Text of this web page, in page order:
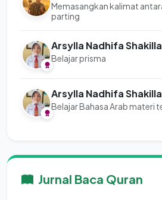
Memasangkan kalimat
parting
Arsylla Nadhifa Shakilla
Belajar prisma
Arsylla Nadhifa Shakilla
Belajar Bahasa Arab materi
Jurnal Baca Quran